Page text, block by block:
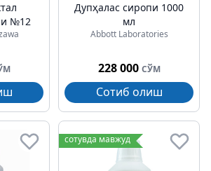
№12
Дупҳалаc сиропи 1000
мл
Abbott Laboratories
228 000 СЎМ
Сотиб олиш
сотувда мавжуд